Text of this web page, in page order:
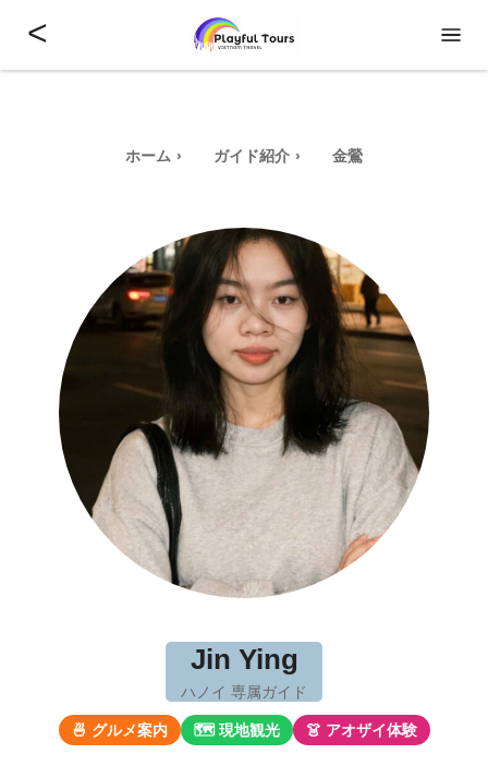
<
ホーム ガイド紹介 金鶯
Jin Ying
ハノイ 専属ガイド
🍜 グルメ案内 🗺 現地観光 👗 アオザイ体験